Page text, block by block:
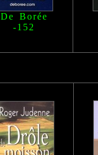
De Borée
-152